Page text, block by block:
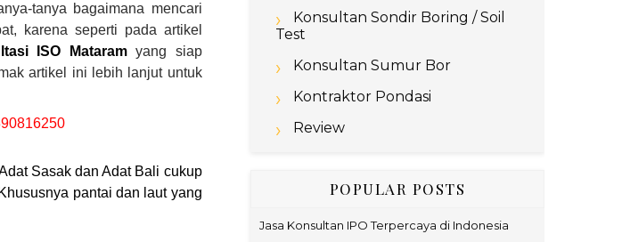
tanya bagaimana mencari
karena seperti pada artikel
ISO Mataramyang siap
artikel ini lebih lanjut untuk
Sasak dan Adat Bali cukup
pantai dan laut yang
Konsultan Sondir Boring / Soil
Test
Konsultan Sumur Bor
Kontraktor Pondasi
Review
POPULAR POSTS
Jasa Konsultan IPO Terpercaya di Indonesia